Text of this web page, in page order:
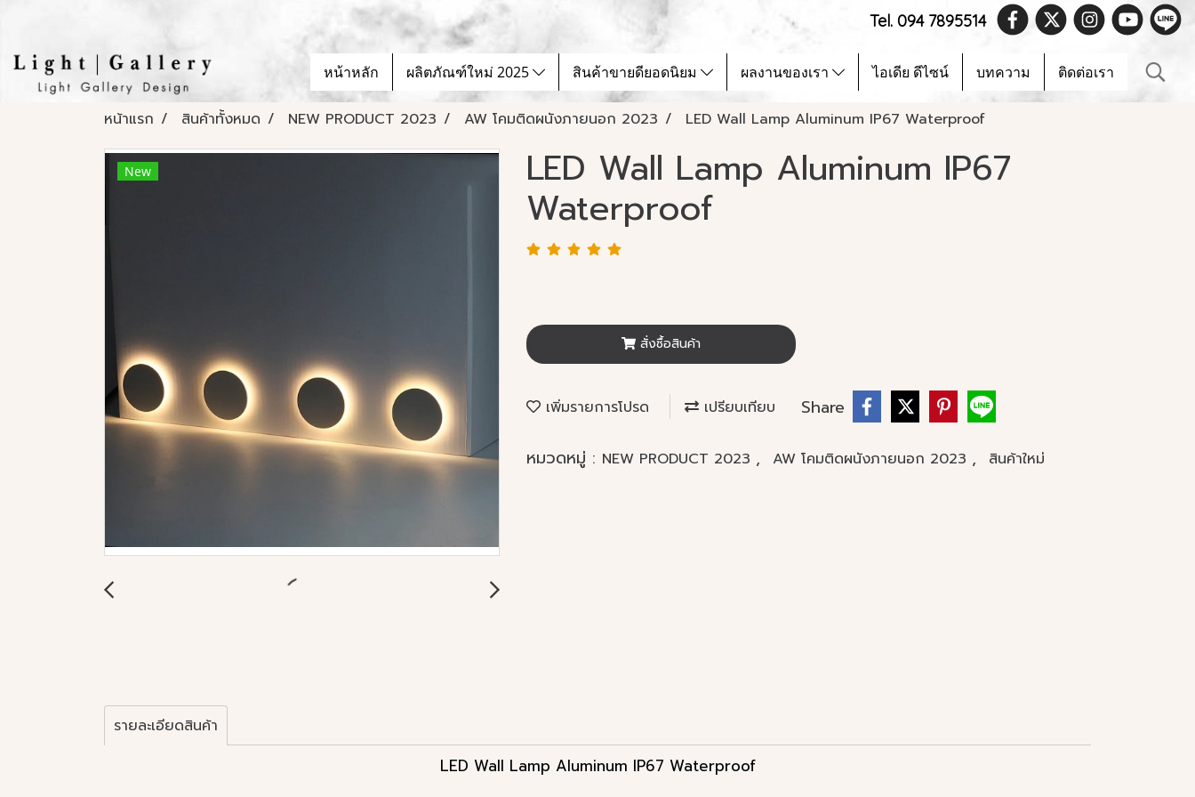
Tel. 094 7895514
หน้าหลัก ผลิตภัณฑ์ใหม่ 2025 สินค้าขายดียอดนิยม ผลงานของเรา ไอเดีย ดีไซน์ บทความ ติดต่อเรา
หน้าแรก สินค้าทั้งหมด NEW PRODUCT 2023 AW โคมติดผนังภายนอก 2023 LED Wall Lamp Aluminum IP67 Waterproof
New LED Wall Lamp Aluminum IP67
Waterproof
สั่งซื้อสินค้า
เพิ่มรายการโปรด เปรียบเทียบ Share
หมวดหมู่ : NEW PRODUCT 2023 , AW โคมติดผนังภายนอก 2023 , สินค้าใหม่
รายละเอียดสินค้า
LED Wall Lamp Aluminum IP67 Waterproof